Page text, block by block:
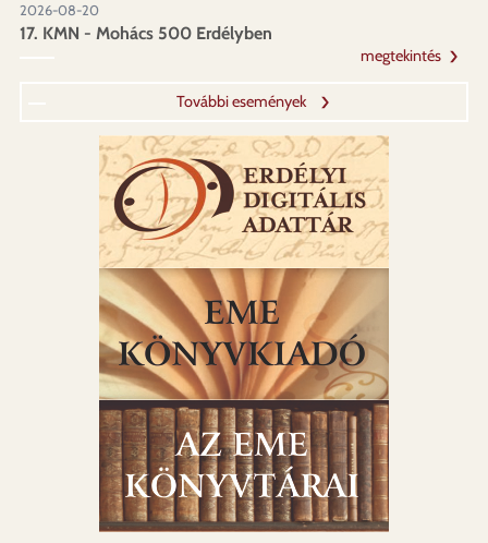
2026-08-20
17. KMN - Mohács 500 Erdélyben
megtekintés
További események